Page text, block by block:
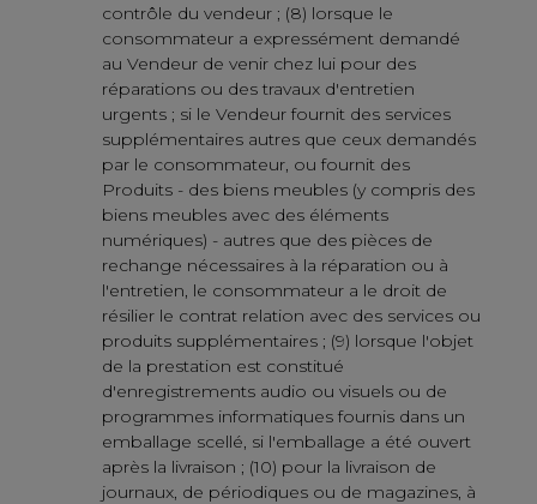
contrôle du vendeur ; (8) lorsque le
consommateur a expressément demandé
au Vendeur de venir chez lui pour des
réparations ou des travaux d'entretien
urgents ; si le Vendeur fournit des services
supplémentaires autres que ceux demandés
par le consommateur, ou fournit des
Produits - des biens meubles (y compris des
biens meubles avec des éléments
numériques) - autres que des pièces de
rechange nécessaires à la réparation ou à
l'entretien, le consommateur a le droit de
résilier le contrat relation avec des services ou
produits supplémentaires ; (9) lorsque l'objet
de la prestation est constitué
d'enregistrements audio ou visuels ou de
programmes informatiques fournis dans un
emballage scellé, si l'emballage a été ouvert
après la livraison ; (10) pour la livraison de
journaux, de périodiques ou de magazines, à